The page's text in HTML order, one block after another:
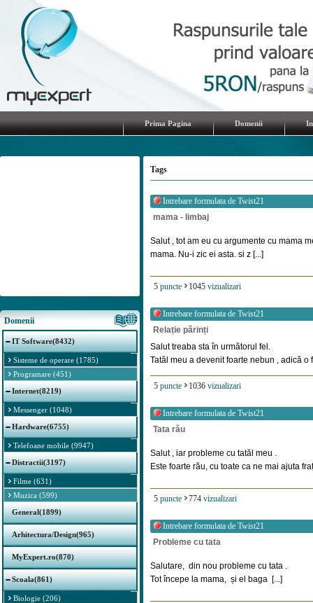
Prima Pagina Domenii
Domenii
IT Software(8432)
Sisteme de operare (1785)
Programare (451)
Internet(8219)
Messenger (1048)
Hardware(6755)
Telefoane mobile (9947)
Distractii(3197)
Filme (631)
Muzica (599)
General(1899)
Arhitectura/Design(965)
MyExpert.ro(870)
Scoala(861)
Biologie (206)
Tags
Intrebare formulata de Twist21
mama - limbaj
Salut , tot am eu cu argumente cu mama
mama. Nu-i zic ei asta. si z [...]
5 puncte 1045 vizualizari
Intrebare formulata de Twist21
Relație părinți
Salut treaba sta în următorul fel.
Tatăl meu a devenit foarte nebun , adică o
5 puncte 1036 vizualizari
Intrebare formulata de Twist21
Tata rău
Salut , iar probleme cu tatăl meu .
Este foarte rău, cu toate ca ne mai ajuta
5 puncte 774 vizualizari
Intrebare formulata de Twist21
Probleme cu tata
Salutare, din nou probleme cu tata .
Tot începe la mama, și el baga [...]